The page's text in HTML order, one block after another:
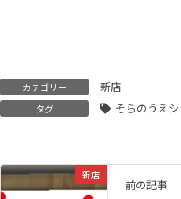
カテゴリー 新店
タグ そらのうえ
新店
前の記事